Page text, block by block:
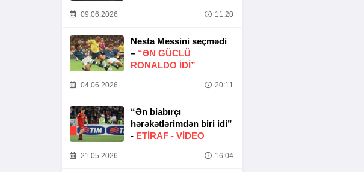
09.06.2026 11:20
Nesta Messini seçmədi
– “ƏN GÜCLÜ
RONALDO IDI”
04.06.2026 20:11
“Ən biabırçı
hərəkətlərimdən biri idi”
- ETIRAF - VİDEO
21.05.2026 16:04